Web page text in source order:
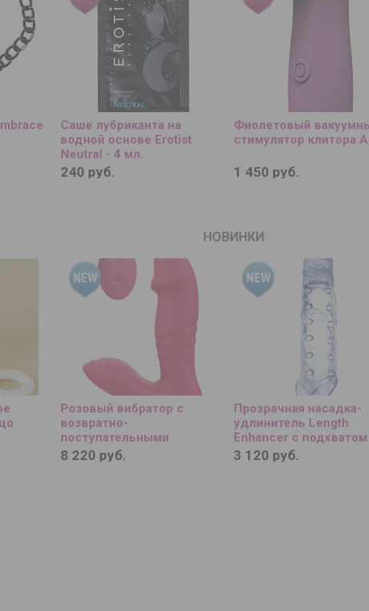
Саше лубриканта на
водной основе Erotist
Neutral - 4 мл.
240 руб.
Фиолетовый
стимулятор клитора
1 450 руб.
НОВИНКИ
Розовый вибратор с
возвратно-
поступательными
движениями Up And Down
8 220 руб.
Прозрачная насадка-
удлинитель Length
Enhancer с
см.
3 120 руб.